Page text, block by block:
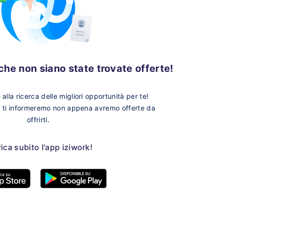
non siano state trovate offerte!
alla ricerca delle migliori opportunità per te!
informeremo non appena avremo offerte da
offrirti.
subito l'app iziwork!